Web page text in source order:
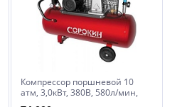
Компрессор поршневой 10
атм, 3,0кВт, 380В, 580л/мин,